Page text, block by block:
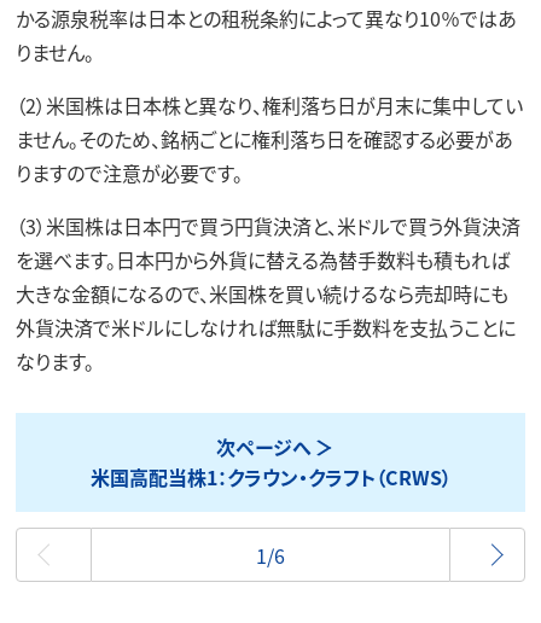
かる源泉税率は日本との租税条約によって異なり10％ではあ
りません。
（2）米国株は日本株と異なり、権利落ち日が月末に集中してい
ません。そのため、銘柄ごとに権利落ち日を確認する必要があ
りますので注意が必要です。
（3）米国株は日本円で買う円貨決済と、米ドルで買う外貨決済
を選べます。日本円から外貨に替える為替手数料も積もれば
大きな金額になるので、米国株を買い続けるなら売却時にも
外貨決済で米ドルにしなければ無駄に手数料を支払うことに
なります。
次ページへ
米国高配当株1：クラウン・クラフト（CRWS）
最初
1/6